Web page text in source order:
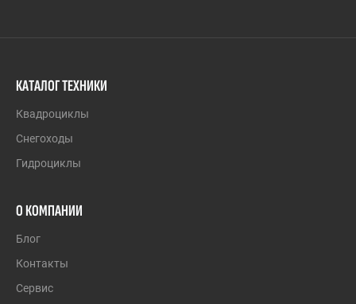
КАТАЛОГ ТЕХНИКИ
Квадроциклы
Снегоходы
Гидроциклы
О КОМПАНИИ
Блог
Контакты
Сервис